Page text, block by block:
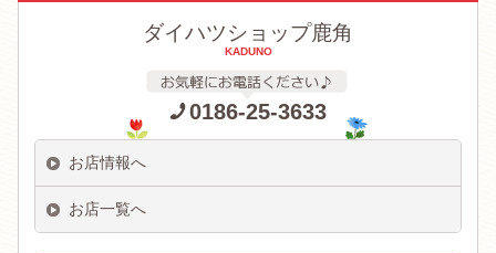
ダイハツショップ鹿角
KADUNO
0186-25-3633
お店情報へ
お店一覧へ